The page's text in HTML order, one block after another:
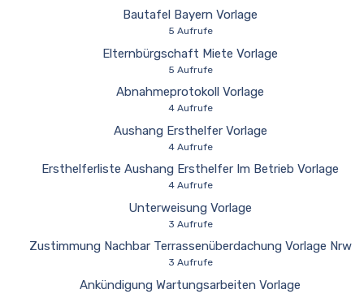
Bautafel Bayern Vorlage
5 Aufrufe
Elternbürgschaft Miete Vorlage
5 Aufrufe
Abnahmeprotokoll Vorlage
4 Aufrufe
Aushang Ersthelfer Vorlage
4 Aufrufe
Ersthelferliste Aushang Ersthelfer Im Betrieb Vorlage
4 Aufrufe
Unterweisung Vorlage
3 Aufrufe
Zustimmung Nachbar Terrassenüberdachung Vorlage Nrw
3 Aufrufe
Ankündigung Wartungsarbeiten Vorlage